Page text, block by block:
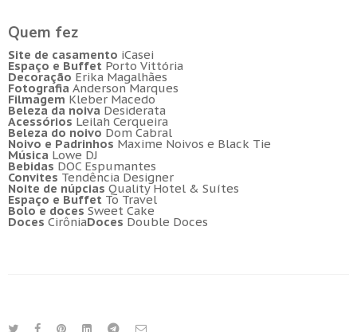
Quem fez
Site de casamento iCasei
Espaço e Buffet Porto Vittória
Decoração Erika Magalhães
Fotografia Anderson Marques
Filmagem Kleber Macedo
Beleza da noiva Desiderata
Acessórios Leilah Cerqueira
Beleza do noivo Dom Cabral
Noivo e Padrinhos Maxime Noivos e Black Tie
Música Lowe DJ
Bebidas DOC Espumantes
Convites Tendência Designer
Noite de núpcias Quality Hotel & Suítes
Espaço e Buffet To Travel
Bolo e doces Sweet Cake
Doces CirôniaDoces Double Doces